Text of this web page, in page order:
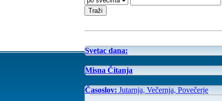
Svetac dana:
Misna Čitanja
Časoslov: Jutarnja, Večernja, Povečerje